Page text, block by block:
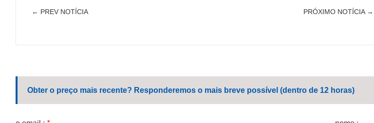
← PREV NOTÍCIA PRÓXIMO NOTÍCIA →
Obter o preço mais recente? Responderemos o mais breve possível (dentro de 12 horas)